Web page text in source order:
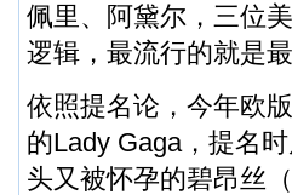
佩里、阿黛尔，三位
逻辑，最流行的就是最
依照提名论，今年欧
的Lady Gaga，提名
头又被怀孕的碧昂丝